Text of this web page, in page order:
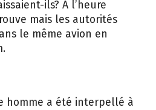
ils? À l’heure
mais les autorités
le même avion en
homme a été interpellé à